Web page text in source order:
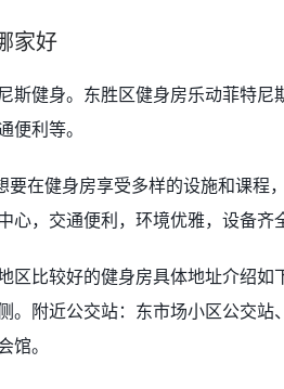
家好
斯健身。东胜区健身房乐动菲特
便利等。
要在健身房享受多样的设施和课
心，交通便利，环境优雅，设备齐
区比较好的健身房具体地址介绍
。附近公交站：东市场小区公交
馆。